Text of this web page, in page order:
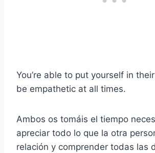
You’re able to put yourself in
be empathetic at all times.
Ambos os tomáis el tiempo
apreciar todo lo que la otra
relación y comprender todas las